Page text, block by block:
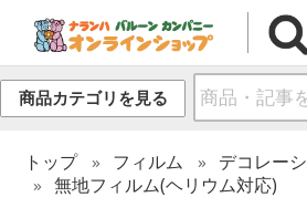
商品カテゴリを見る
トップ フィルム
デコレー
無地フィルム(ヘリウム対応)